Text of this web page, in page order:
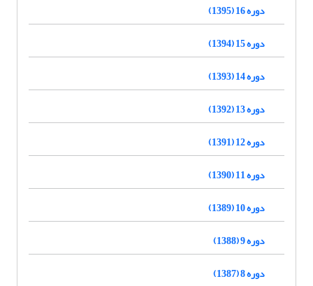
دوره 16 (1395)
دوره 15 (1394)
دوره 14 (1393)
دوره 13 (1392)
دوره 12 (1391)
دوره 11 (1390)
دوره 10 (1389)
دوره 9 (1388)
دوره 8 (1387)